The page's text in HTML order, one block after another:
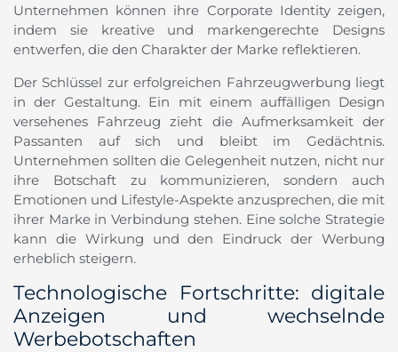
Unternehmen können ihre Corporate Identity zeigen,
indem sie kreative und markengerechte Designs
entwerfen, die den Charakter der Marke reflektieren.
Der Schlüssel zur erfolgreichen Fahrzeugwerbung liegt
in der Gestaltung. Ein mit einem auffälligen Design
versehenes Fahrzeug zieht die Aufmerksamkeit der
Passanten auf sich und bleibt im Gedächtnis.
Unternehmen sollten die Gelegenheit nutzen, nicht nur
ihre Botschaft zu kommunizieren, sondern auch
Emotionen und Lifestyle-Aspekte anzusprechen, die mit
ihrer Marke in Verbindung stehen. Eine solche Strategie
kann die Wirkung und den Eindruck der Werbung
erheblich steigern.
Technologische Fortschritte: digitale
Anzeigen und wechselnde
Werbebotschaften